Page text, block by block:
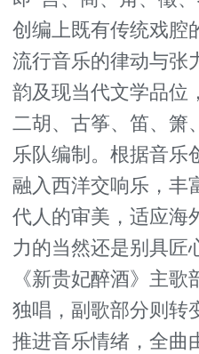
创编上既有传统戏腔
流行音乐的律动与张
韵及现当代文学品位
二胡、古筝、笛、箫
乐队编制。根据音乐
融入西洋交响乐，丰
代人的审美，适应海
力的当然还是别具匠
《新贵妃醉酒》主
独唱，副歌部分则转
推进音乐情绪，全曲